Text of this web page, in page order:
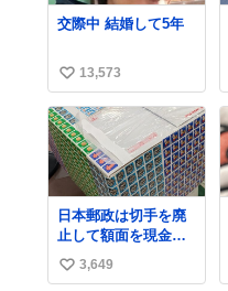
べての動物の命が護
られますように
公園にて 残念ながら
個体の識別は出来ま
せん
交際中 結婚して5年
い
い
ね
数
13,573
日本郵政は切手を廃
止して額面を現金で
払い戻せ2026 #日本
郵政
い
3,649